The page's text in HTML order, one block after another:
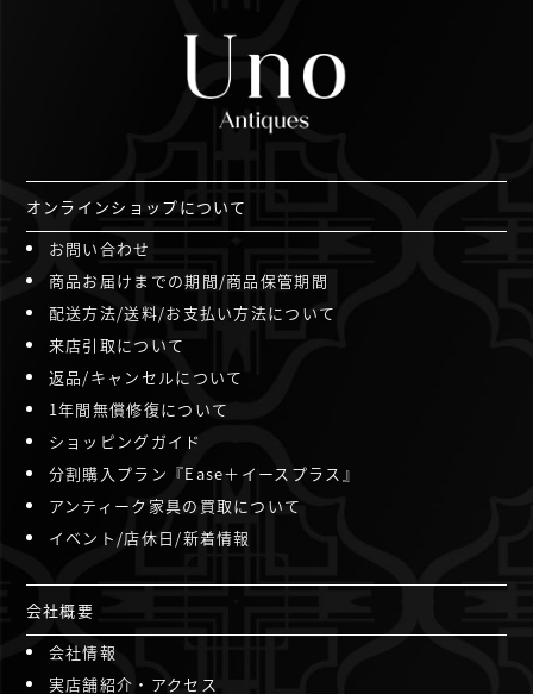
オンラインショップについて
お問い合わせ
商品お届けまでの期間/商品保管期間
配送方法/送料/お支払い方法について
来店引取について
返品/キャンセルについて
1年間無償修復について
ショッピングガイド
分割購入プラン『Ease＋イースプラス』
アンティーク家具の買取について
イベント/店休日/新着情報
会社概要
会社情報
実店舗紹介・アクセス